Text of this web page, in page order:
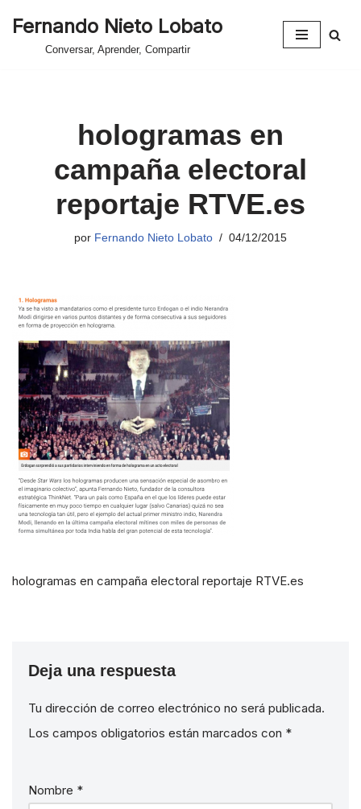
Fernando Nieto Lobato
Conversar, Aprender, Compartir
hologramas en
campaña electoral
reportaje RTVE.es
por Fernando Nieto Lobato 04/12/2015
hologramas en campaña electoral reportaje RTVE.es
Deja una respuesta
Tu dirección de correo electrónico no será publicada.
Los campos obligatorios están marcados con *
Nombre *